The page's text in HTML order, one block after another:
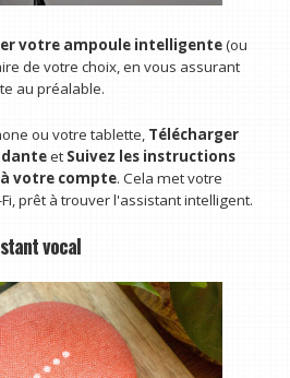
votre ampoule intelligente(ou
de votre choix, en vous assurant
au préalable.
ou votre tablette, Télécharger
et Suivez les instructions
votre compte. Cela met votre
prêt à trouver l'assistant intelligent.
vocal